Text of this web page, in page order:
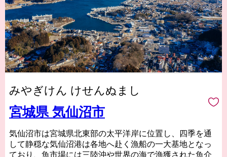
みやぎけん けせんぬまし
宮城県 気仙沼市
気仙沼市は宮城県北東部の太平洋岸に位置し、四季を通
して静穏な気仙沼港は各地へ赴く漁船の一大基地となっ
ており、魚市場には三陸沖や世界の海で漁獲された魚介